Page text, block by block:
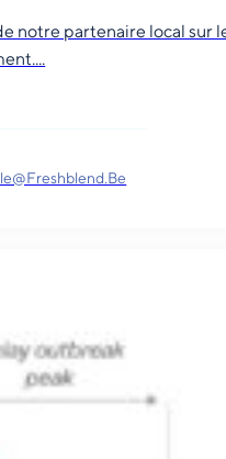
notre partenaire local sur